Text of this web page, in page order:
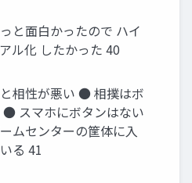
と面白かったので ハイ
ル化 したかった 40
相性が悪い ● 相撲はボ
● スマホにボタンはない
ムセンターの筐体に入
る 41